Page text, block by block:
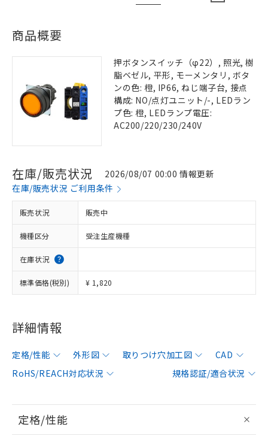
商品概要
押ボタンスイッチ（φ22）, 照光, 樹
脂ベゼル, 平形, モーメンタリ, ボタ
ンの色: 橙, IP66, ねじ端子台, 接点
構成: NO/点灯ユニット/-, LEDラン
プ色: 橙, LEDランプ電圧:
AC200/220/230/240V
在庫/販売状況
2026/08/07 00:00 情報更新
在庫/販売状況 ご利用条件
販売状況 販売中
機種区分 受注生産機種
在庫状況
標準価格(税別) ¥ 1,820
詳細情報
定格/性能 外形図 取りつけ穴加工図
CAD
RoHS/REACH対応状況
規格認証/適合状況
定格/性能